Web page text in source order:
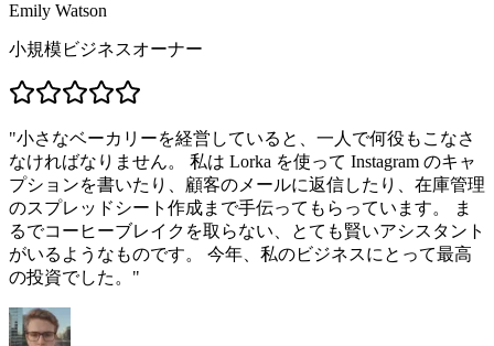
Emily Watson
小規模ビジネスオーナー
"小さなベーカリーを経営していると、一人で何役もこなさ
なければなりません。 私は Lorka を使って Instagram のキャ
プションを書いたり、顧客のメールに返信したり、在庫管理
のスプレッドシート作成まで手伝ってもらっています。 ま
るでコーヒーブレイクを取らない、とても賢いアシスタント
がいるようなものです。 今年、私のビジネスにとって最高
の投資でした。 "